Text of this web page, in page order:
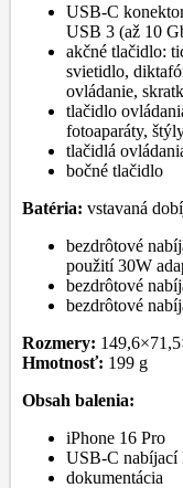
USB-C
USB 3 (až 10
akčné tlačidlo:
svietidlo,
ovládanie,
tlačidlo
fotoaparáty,
tlačidlá
bočné tlačidlo
Batéria: vstavaná
bezdrôtové
použití 30W
bezdrôtové
bezdrôtové
Rozmery:
Hmotnosť: 199 g
Obsah balenia:
iPhone 16 Pro
USB-C nabíjací
dokumentácia